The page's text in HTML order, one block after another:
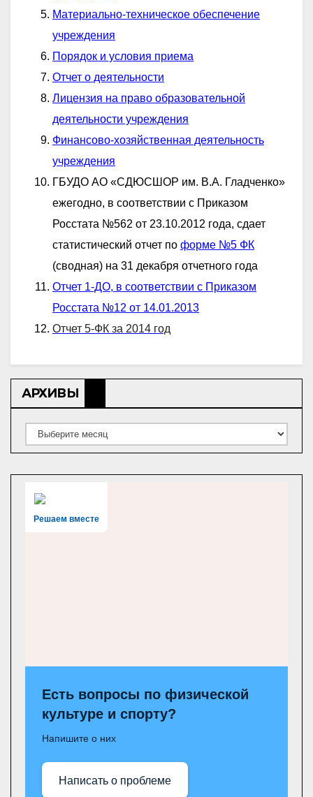
Материально-техническое обеспечение
учреждения
Порядок и условия приема
Отчет о деятельности
Лицензия на право образовательной
деятельности учреждения
Финансово-хозяйственная деятельность
учреждения
ГБУДО АО «СДЮСШОР им. В.А. Гладченко»
ежегодно, в соответствии с Приказом
Росстата №562 от 23.10.2012 года, сдает
статистический отчет по форме №5 ФК
(сводная) на 31 декабря отчетного года
Отчет 1-ДО, в соответствии с Приказом
Росстата №12 от 14.01.2013
Отчет 5-ФК за 2014 год
АРХИВЫ
Архивы
Решаем вместе
Есть вопросы по физической
культуре и спорту?
Напишите о них
Написать о проблеме